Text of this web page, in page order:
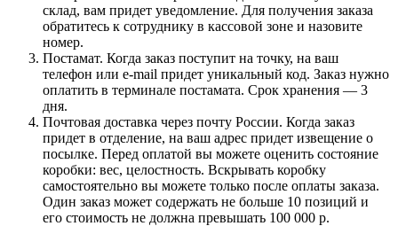
склад, вам придет уведомление. Для получения заказа
обратитесь к сотруднику в кассовой зоне и назовите
номер.
Постамат. Когда заказ поступит на точку, на ваш
телефон или e-mail придет уникальный код. Заказ нужно
оплатить в терминале постамата. Срок хранения — 3
дня.
Почтовая доставка через почту России. Когда заказ
придет в отделение, на ваш адрес придет извещение о
посылке. Перед оплатой вы можете оценить состояние
коробки: вес, целостность. Вскрывать коробку
самостоятельно вы можете только после оплаты заказа.
Один заказ может содержать не больше 10 позиций и
его стоимость не должна превышать 100 000 р.